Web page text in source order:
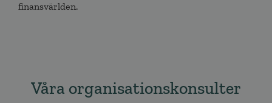
finansvärlden.
Våra organisationskonsulter